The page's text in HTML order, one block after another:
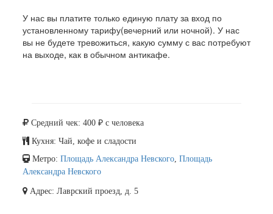
У нас вы платите только единую плату за вход по
установленному тарифу(вечерний или ночной). У нас
вы не будете тревожиться, какую сумму с вас потребуют
на выходе, как в обычном антикафе.
Средний чек: 400 ₽ с человека
Кухня: Чай, кофе и сладости
Метро: Площадь Александра Невского Площадь
Александра Невского
Адрес: Лаврский проезд, д. 5